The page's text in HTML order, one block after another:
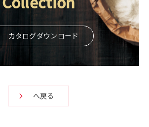
カタログダウンロード
へ戻る